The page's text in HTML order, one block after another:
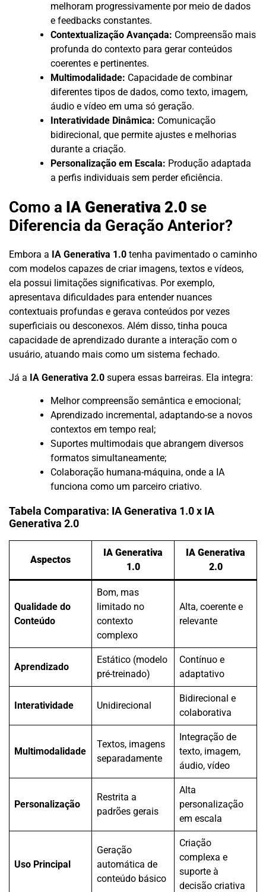
melhoram progressivamente por meio de dados
e feedbacks constantes.
Contextualização Avançada: Compreensão mais
profunda do contexto para gerar conteúdos
coerentes e pertinentes.
Multimodalidade: Capacidade de combinar
diferentes tipos de dados, como texto, imagem,
áudio e vídeo em uma só geração.
Interatividade Dinâmica: Comunicação
bidirecional, que permite ajustes e melhorias
durante a criação.
Personalização em Escala: Produção adaptada
a perfis individuais sem perder eficiência.
Como a IA Generativa 2.0 se
Diferencia da Geração Anterior?
Embora a IA Generativa 1.0 tenha pavimentado o caminho
com modelos capazes de criar imagens, textos e vídeos,
ela possui limitações significativas. Por exemplo,
apresentava dificuldades para entender nuances
contextuais profundas e gerava conteúdos por vezes
superficiais ou desconexos. Além disso, tinha pouca
capacidade de aprendizado durante a interação com o
usuário, atuando mais como um sistema fechado.
Já a IA Generativa 2.0 supera essas barreiras. Ela integra:
Melhor compreensão semântica e emocional;
Aprendizado incremental, adaptando-se a novos
contextos em tempo real;
Suportes multimodais que abrangem diversos
formatos simultaneamente;
Colaboração humana-máquina, onde a IA
funciona como um parceiro criativo.
Tabela Comparativa: IA Generativa 1.0 x IA
Generativa 2.0
Aspectos
IA Generativa
1.0
IA Generativa
2.0
Qualidade do
Conteúdo
Bom, mas
limitado no
contexto
complexo
Alta, coerente e
relevante
Aprendizado
Estático (modelo
pré-treinado)
Contínuo e
adaptativo
Interatividade Unidirecional
Bidirecional e
colaborativa
Multimodalidade
Textos, imagens
separadamente
Integração de
texto, imagem,
áudio, vídeo
Personalização
Restrita a
padrões gerais
Alta
personalização
em escala
Uso Principal
Geração
automática de
conteúdo básico
Criação
complexa e
suporte à
decisão criativa